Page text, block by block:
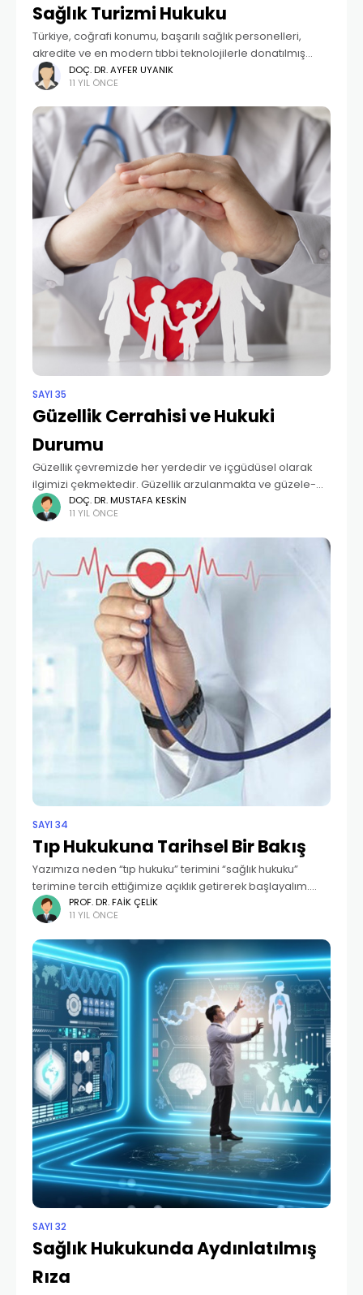
Sağlık Turizmi Hukuku
Türkiye, coğrafi konumu, başarılı sağlık personelleri,
akredite ve en modern tıbbi teknolojilerle donatılmış
hastaneleri ile dünya sağlık turizmi sektöründe adı
geçen bir ülke konumuna gelmiştir. Sağlık turizminde
“marka ülke” olmamız;
DOÇ. DR. AYFER UYANIK
11 YIL ÖNCE
SAYI 35
Güzellik Cerrahisi ve Hukuki
Durumu
Güzellik çevremizde her yerdedir ve içgüdüsel olarak
ilgimizi çekmektedir. Güzellik arzulanmakta ve güzele-
güzelliğe herkes tarafından değer verilmektedir.
Doğuştan gelen ilgimizle güzel bir manzaraya, iyi
tasarlanmış yapılara, resimlere ya da estetik
DOÇ. DR. MUSTAFA KESKIN
11 YIL ÖNCE
SAYI 34
Tıp Hukukuna Tarihsel Bir Bakış
Yazımıza neden “tıp hukuku” terimini “sağlık hukuku”
terimine tercih ettiğimize açıklık getirerek başlayalım.
Sağlık Hukuku, sağlık personelinde sorumluluk bilincinin
varlığını ortaya koymaya çalışan, bu bilinç içinde
hizmetin varlığı, sunumu ve
PROF. DR. FAIK ÇELIK
11 YIL ÖNCE
SAYI 32
Sağlık Hukukunda Aydınlatılmış
Rıza